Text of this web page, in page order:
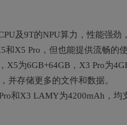
及9T的NPU算力，性能强
X5 Pro，但也能提供流畅的使
为6GB+64GB，X3 Pro为
并存储更多的文件和数据。
和X3 LAMY为4200mAh，